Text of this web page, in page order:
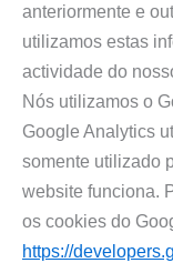
anteriormente e
utilizamos estas
actividade do
Nós utilizamos o
Google Analytics
somente utilizado
website funciona.
os cookies do
https://